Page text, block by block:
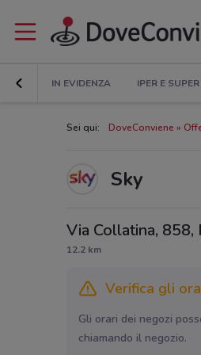
IN EVIDENZA IPER E SUPER
Sei qui: DoveConviene
Sky
Via Collatina, 858,
12.2 km
Verifica gli
Gli orari dei negozi
chiamando il negozio.